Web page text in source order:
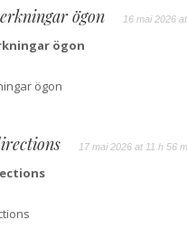
ögon 16 mai 2026
ögon
ögon
17 mai 2026 at 11 h 56